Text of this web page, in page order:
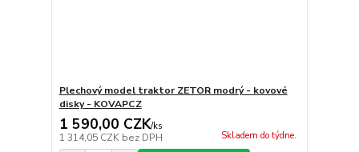
Plechový model traktor ZETOR modrý - kovové
disky - KOVAPCZ
1 590,00 CZK/ks
1 314,05 CZK bez DPH Skladem do týdne.